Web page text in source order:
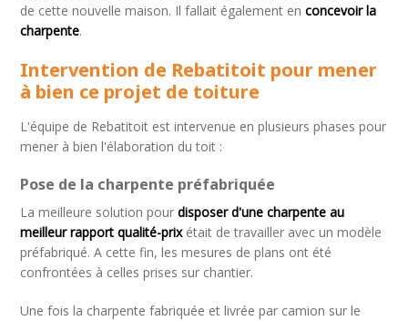
de cette nouvelle maison. Il fallait également enconcevoir la
charpente.
Intervention de Rebatitoit pour mener
à bien ce projet de toiture
L'équipe de Rebatitoit est intervenue en plusieurs phases pour
mener à bien l'élaboration du toit :
Pose de la charpente préfabriquée
La meilleure solution pourdisposer d'une charpente au
meilleur rapport qualité-prixétait de travailler avec un modèle
préfabriqué. A cette fin, les mesures de plans ont été
confrontées à celles prises sur chantier.
Une fois la charpente fabriquée et livrée par camion sur le